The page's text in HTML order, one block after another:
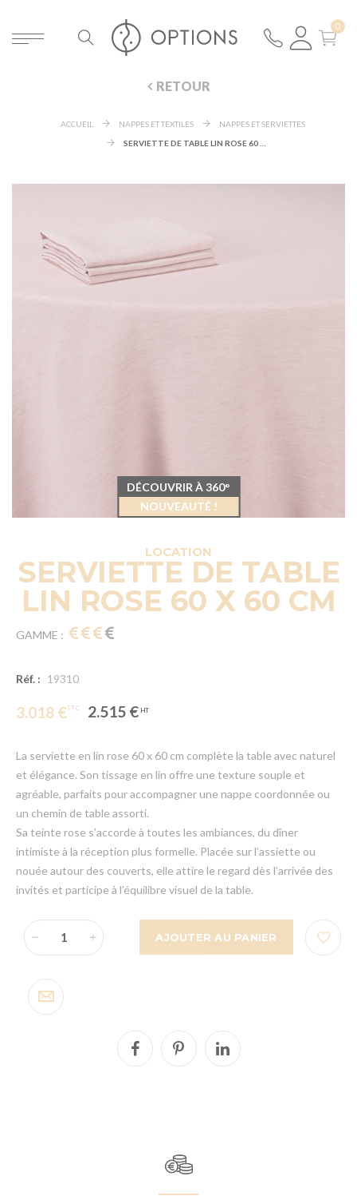
RETOUR
ACCUEIL NAPPES ET TEXTILES
NAPPES ET SERVIETTES
LOCATION
SERVIETTE DE TABLE
LIN ROSE 60 X 60 CM
GAMME :
Réf. : 19310
3.018 € 2.515 €
La serviette en lin rose 60 x 60 cm complète la table avec naturel
et élégance. Son tissage en lin offre une texture souple et
agréable, parfaits pour accompagner une nappe coordonnée ou
un chemin de table assorti.
Sa teinte rose s’accorde à toutes les ambiances, du dîner
intimiste à la réception plus formelle. Placée sur l’assiette ou
nouée autour des couverts, elle attire le regard dès l’arrivée des
invités et participe à l’équilibre visuel de la table.
AJOUTER AU PANIER
DÉCOUVRIR À 360°
NOUVEAUTÉ !